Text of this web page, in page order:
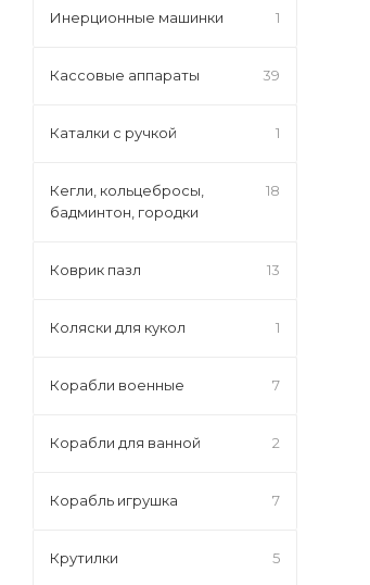
Инерционные машинки 1
Кассовые аппараты 39
Каталки с ручкой 1
Кегли, кольцебросы,
бадминтон, городки
18
Коврик пазл 13
Коляски для кукол 1
Корабли военные 7
Корабли для ванной 2
Корабль игрушка 7
Крутилки 5